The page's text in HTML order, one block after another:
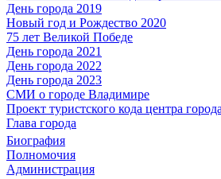
День города 2019
Новый год и Рождество 2020
75 лет Великой Победе
День города 2021
День города 2022
День города 2023
СМИ о городе Владимире
Проект туристского кода центра
Глава города
Биография
Полномочия
Администрация